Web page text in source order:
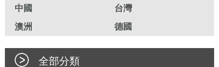
中國
台灣
澳洲
德國
全部分類